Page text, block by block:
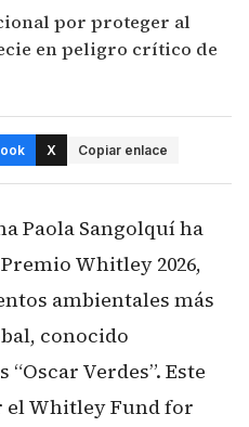
por proteger al
en peligro crítico de
X Copiar enlace
Paola Sangolquí ha
Whitley 2026,
ambientales más
conocido
Verdes”. Este
el Whitley Fund for